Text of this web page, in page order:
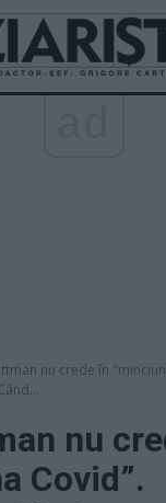
nu crede în
nu
Covid”.